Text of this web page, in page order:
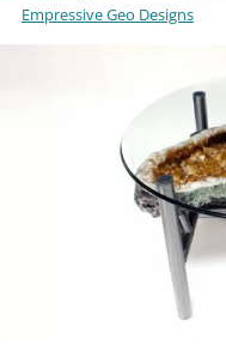
Empressive Geo Designs